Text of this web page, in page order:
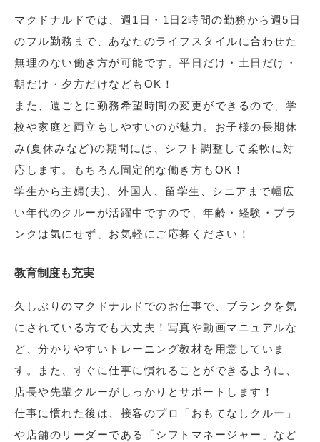
マクドナルドでは、週1日・1日2時間の勤務から週5日
のフル勤務まで、あなたのライフスタイルに合わせた
無理のない働き方が可能です。平日だけ・土日だけ・
朝だけ・夕方だけなどもOK！
また、週ごとに勤務希望時間の変更ができるので、学
校や家庭と両立もしやすいのが魅力。お子様の長期休
み(夏休みなど)の期間には、シフト調整して柔軟に対
応します。もちろん固定的な働き方もOK！
学生から主婦(夫)、外国人、留学生、シニアまで幅広
い年代のクルーが活躍中ですので、年齢・経験・ブラ
ンクは気にせず、お気軽にご応募ください！
教育制度も充実
久しぶりのマクドナルドでのお仕事で、ブランクを気
にされている方でも大丈夫！写真や動画マニュアルな
ど、分かりやすいトレーニング教材を用意していま
す。また、すぐに仕事に慣れることができるように、
店長や先輩クルーがしっかりとサポートします！
仕事に慣れた後は、接客のプロ「おもてなしクルー」
や店舗のリーダーである「シフトマネージャー」など